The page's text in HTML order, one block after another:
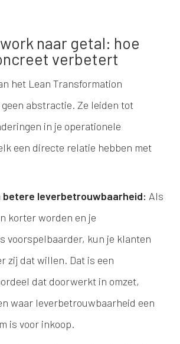
naar getal: hoe
verbetert
het Lean Transformation
abstractie. Ze leiden tot
in je operationele
een directe relatie hebben met
betere leverbetrouwbaarheid: Als
korter worden en je
voorspelbaarder, kun je klanten
zij dat willen. Dat is een
dat doorwerkt in omzet,
waar leverbetrouwbaarheid een
is voor inkoop.